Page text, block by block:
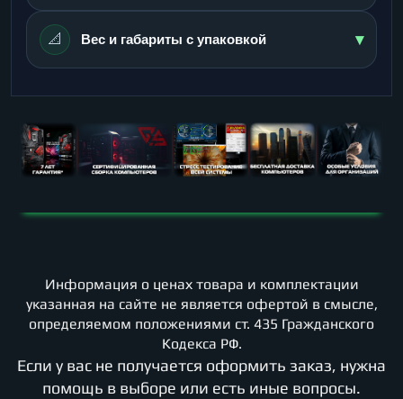
📐 Вес и габариты с упаковкой ▾
Информация о ценах товара и комплектации
указанная на сайте не является офертой в смысле,
определяемом положениями ст. 435 Гражданского
Кодекса РФ.
Если у вас не получается оформить заказ, нужна
помощь в выборе или есть иные вопросы.